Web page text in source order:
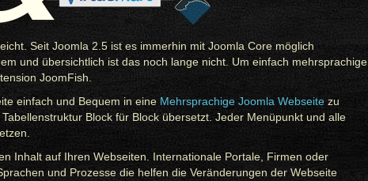
Seit Joomla 2.5 ist es immerhin mit Joomla Core möglich
und übersichtlich ist das noch lange nicht. Um einfach mehrsprachige
JoomFish.
einfach und Bequem in eine Mehrsprachige Joomla Webseite zu
Block für Block übersetzt. Jeder Menüpunkt und alle
Inhalt auf Ihren Webseiten. Internationale Portale, Firmen oder
und Prozesse die helfen die Veränderungen der Webseite